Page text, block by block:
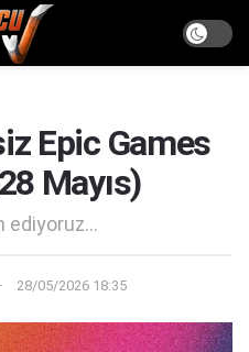
Epic Games
Mayıs)
ediyoruz...
28/05/2026 18:35